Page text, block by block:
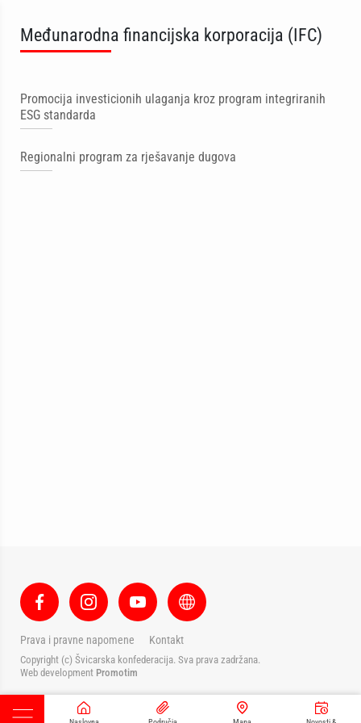
Međunarodna financijska korporacija (IFC)
Promocija investicionih ulaganja kroz program integriranih
ESG standarda
Regionalni program za rješavanje dugova
Prava i pravne napomene Kontakt
Copyright (c) Švicarska konfederacija. Sva prava zadržana.
Web development Promotim